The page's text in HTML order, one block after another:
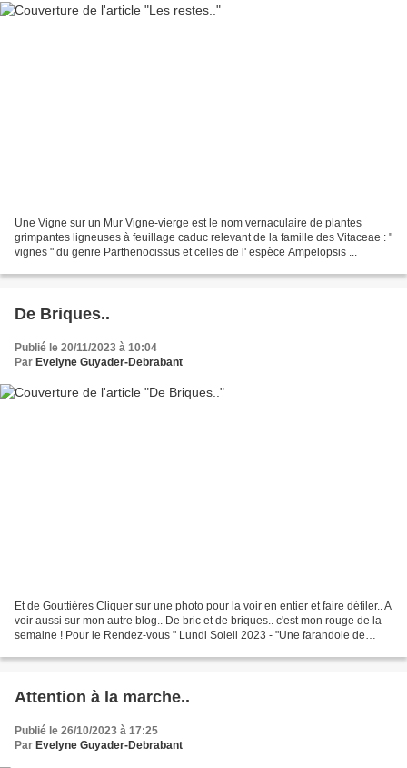
Une Vigne sur un Mur Vigne-vierge est le nom vernaculaire de plantes
grimpantes ligneuses à feuillage caduc relevant de la famille des Vitaceae : "
vignes " du genre Parthenocissus et celles de l' espèce Ampelopsis ...
De Briques..
Publié le 20/11/2023 à 10:04
Par Evelyne Guyader-Debrabant
Et de Gouttières Cliquer sur une photo pour la voir en entier et faire défiler.. A
voir aussi sur mon autre blog.. De bric et de briques.. c'est mon rouge de la
semaine ! Pour le Rendez-vous " Lundi Soleil 2023 - "Une farandole de
Attention à la marche..
Publié le 26/10/2023 à 17:25
Par Evelyne Guyader-Debrabant